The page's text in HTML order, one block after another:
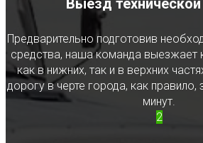
Выезд
Предварительно подготовив
средства, наша команда
как в нижних, так и в верхних
дорогу в черте города, как правило,
минут.
2